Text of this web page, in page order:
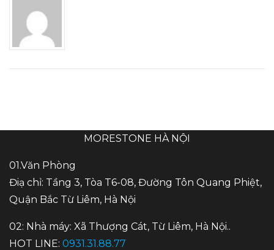
MORESTONE HÀ NỘI
01.Văn Phòng
Điạ chỉ: Tầng 3, Tòa T6-08, Đường Tôn Quang Phiệt,
Quận Bắc Từ Liêm, Hà Nội
02: Nhà máy: Xã Thượng Cát, Từ Liêm, Hà Nội..
HOT LINE: 0931.31.88.77